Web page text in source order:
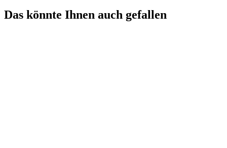
Das könnte Ihnen auch gefallen